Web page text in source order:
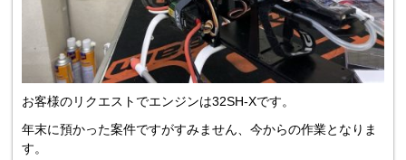
お客様のリクエストでエンジンは32SH-Xです。
年末に預かった案件ですがすみません、今からの作業となりま
す。